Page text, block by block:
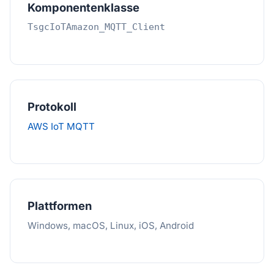
Komponentenklasse
TsgcIoTAmazon_MQTT_Client
Protokoll
AWS IoT MQTT
Plattformen
Windows, macOS, Linux, iOS, Android